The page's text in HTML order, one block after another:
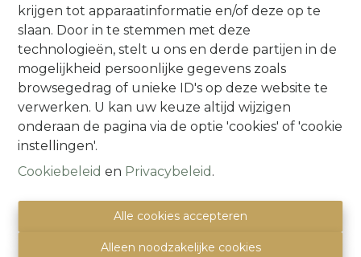
krijgen tot apparaatinformatie en/of deze op te
slaan. Door in te stemmen met deze
technologieën, stelt u ons en derde partijen in de
mogelijkheid persoonlijke gegevens zoals
browsegedrag of unieke ID's op deze website te
verwerken. U kan uw keuze altijd wijzigen
onderaan de pagina via de optie 'cookies' of 'cookie
instellingen'.
Cookiebeleid en Privacybeleid .
Alle cookies accepteren
Alleen noodzakelijke cookies
ARE YOU READY TO BE Q-MATCHED ? Neem
gerust met ons contact op voor een bezoekje
via: info@immoquartier.be --- 02/201.80.80
Delen